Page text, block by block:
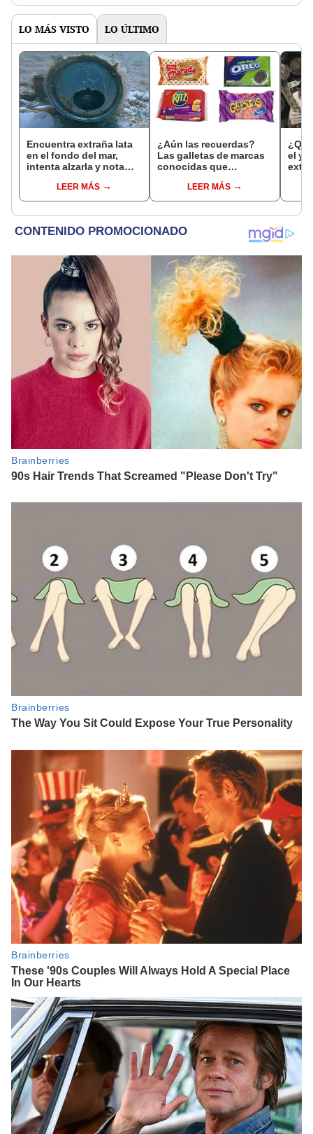
LO MÁS VISTO LO ÚLTIMO
Encuentra extraña lata
en el fondo del mar,
intenta alzarla y nota
dentro de ella [VIDEO]
LEER MÁS
¿Aún las recuerdas?
Las galletas de marcas
conocidas que
LEER MÁS
el